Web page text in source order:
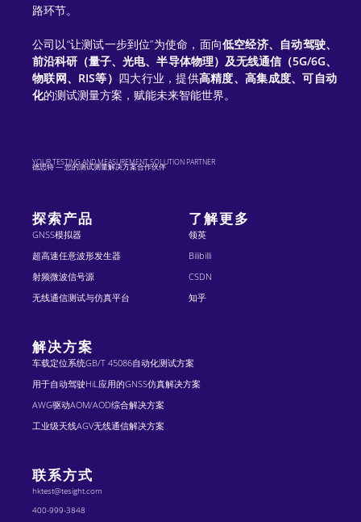
e
路环节。
公司以“让测试一步到位”为使命，面向低空经济、自动驾驶、
前沿科研（量子、光电、半导体物理）及无线通信（5G/6G、
物联网、RIS等） 四大行业，提供高精度、高集成度、可自动
化的测试测量方案，赋能未来智能世界。
德思特 — 您的测试测量解决方案合作伙伴
YOUR TESTING AND MEASUREMENT SOLUTION PARTNER
探索产品
GNSS模拟器
超高速任意波形发生器
射频微波信号源
无线通信测试与仿真平台
了解更多
领英
Bilibilli
CSDN
知乎
解决方案
车载定位系统GB/T 45086自动化测试方案
用于自动驾驶HiL应用的GNSS仿真解决方案
AWG驱动AOM/AOD综合解决方案
工业级天线AGV无线通信解决方案
联系方式
hktest@tesight.com
400-999-3848